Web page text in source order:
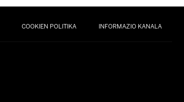
COOKIEN POLITIKA INFORMAZIO KANALA